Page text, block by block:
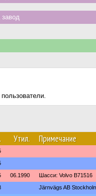
Утил. Примечание
06.1990 Шасси: Volvo B71516
Järnvägs AB